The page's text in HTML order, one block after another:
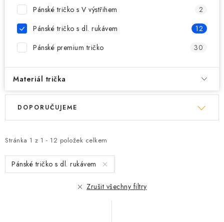
Pánské tričko s V výstřihem
2
Pánské tričko s dl. rukávem
12
Pánské premium tričko
30
Materiál trička
V
i
s
p
Stránka 1 z 1 - 12 položek celkem
Ř
e
n
í
DOPORUČUJEME
Pánské tričko s dl. rukávem
Zrušit všechny filtry